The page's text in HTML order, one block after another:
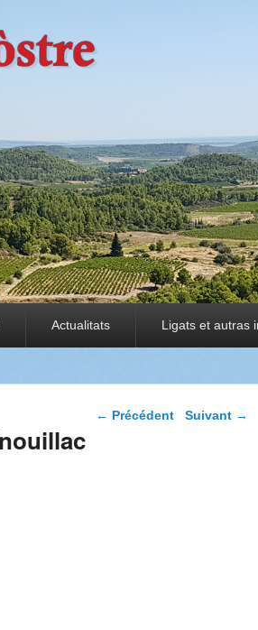
Actualitats Ligats et autras
Navigation dans les
← Précédent Suivant →